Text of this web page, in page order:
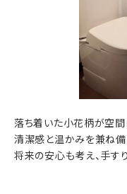
落ち着いた小花柄が空間
清潔感と温かみを兼ね備
将来の安心も考え、手す